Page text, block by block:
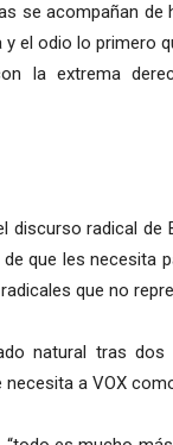
se acompañan
el odio lo primero
la extrema
radical de
que les necesita
que no
natural tras
a VOX